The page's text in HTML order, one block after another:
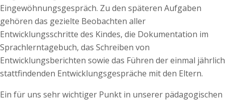
Eingewöhnungsgespräch. Zu den späteren Aufgaben
gehören das gezielte Beobachten aller
Entwicklungsschritte des Kindes, die Dokumentation im
Sprachlerntagebuch, das Schreiben von
Entwicklungsberichten sowie das Führen der einmal jährlich
stattfindenden Entwicklungsgespräche mit den Eltern.
Ein für uns sehr wichtiger Punkt in unserer pädagogischen